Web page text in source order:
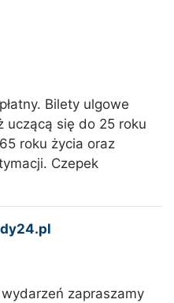
Bilety ulgowe
uczącą się do 25 roku
roku życia oraz
Czepek
zapraszamy